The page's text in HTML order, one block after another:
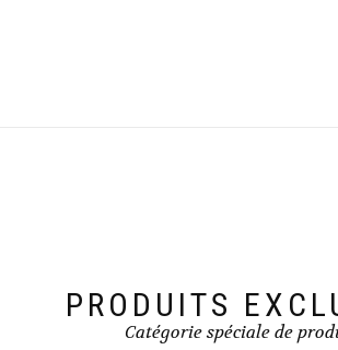
PRODUITS
Catégorie spéciale de